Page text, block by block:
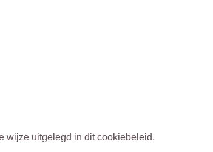
wijze uitgelegd in dit cookiebeleid.